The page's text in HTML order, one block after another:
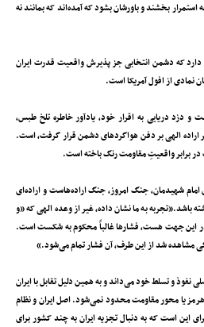
بخشند و باورشان بشود که آمده‌اند که بمانند نه
که دشمن انتخابی جز پذیرش واقعیت قدرت ایران
از افول آمریکا است.
و دزد دریایی به اقرار خود، یادآور خاطره تلخ طبس،
اراده الهی بر دفن هواگردهای دشمن قرار گرفت، است.
برابر واقعیتِ مقاومت رنگ باخته است.
امام شهیدمان، جنگ امروز، جنگ اراده‌هاست و اراده‌ای
باشد.«‌تجربه به ما نشان داده، غیر از وعده‌ الهی که «و
در این جهت هست، فشارها غالباً محکوم به شکست است.
مشاهده شد از این طرف، آن فشار تمام می‌شود.»
نفوذ و تسلط خود می‌داند و به همین دلیل تقابل با ایران
هرمز یا محور مقاومت محدود نمی‌شود. اصل ایران و نظام
این است که به دنبال تجزیه ایران به چند کشور برای